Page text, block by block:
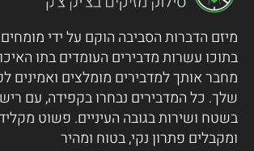
מיזם הדברות הסביבה הוקם על ידי
בתוכו עשרות מדבירים העומדים בתו
מחבר אותך למדבירים מומלצים ואמינים
שלך. כל המדבירים נבחרו בקפידה, עם
בשטח ושירות בגובה העיניים. פשוט
ומקבלים פתרון נקי, בטוח ומהיר